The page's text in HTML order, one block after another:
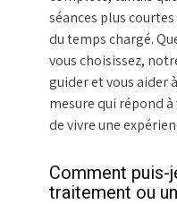
séances plus
du temps chargé.
vous choisissez,
guider et vous aider
mesure qui répond
de vivre une
Comment puis-
traitement ou